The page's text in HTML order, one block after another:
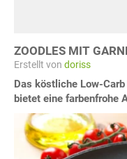
ZOODLES MIT
Erstellt von doriss
Das köstliche Low-
bietet eine farbenfrohe